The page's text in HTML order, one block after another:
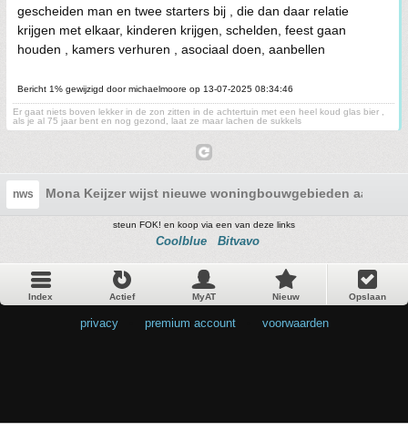
gescheiden man en twee starters bij , die dan daar relatie
krijgen met elkaar, kinderen krijgen, schelden, feest gaan
houden , kamers verhuren , asociaal doen, aanbellen
Bericht 1% gewijzigd door michaelmoore op 13-07-2025 08:34:46
Er gaat niets boven lekker in de zon zitten in de achtertuin met een heel koud glas bier ,
als je al 75 jaar bent en nog gezond, laat ze maar lachen de sukkels
nws Mona Keijzer wijst nieuwe woningbouwgebieden aan
steun FOK! en koop via een van deze links
Coolblue Bitvavo
Index Actief MyAT Nieuw Opslaan
privacy premium account voorwaarden